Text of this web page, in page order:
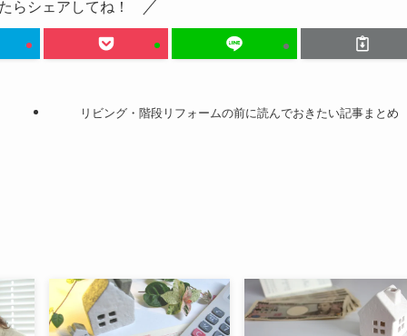
らシェアしてね！
リビング・階段リフォームの前に読んでおきたい記事まとめ